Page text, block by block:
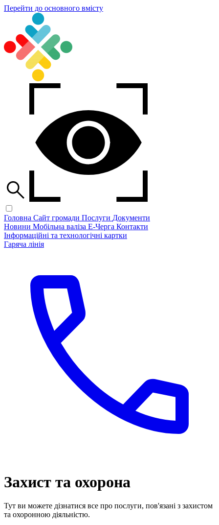
Перейти до основного вмісту
Головна Сайт громади Послуги Документи
Новини Мобільна валіза Е-Черга Контакти
Інформаційні та технологічні картки
Гаряча лінія
Захист та охорона
Тут ви можете дізнатися все про послуги, пов'язані з захистом
та охоронною діяльністю.